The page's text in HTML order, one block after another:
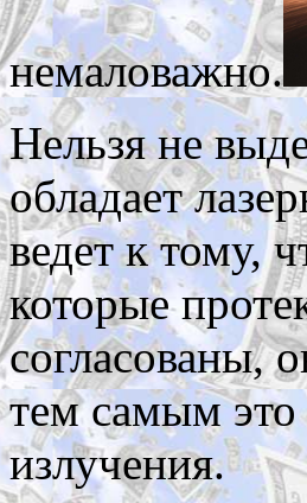
немаловажно.
Нельзя не
обладает
ведет к тому,
которые
согласованы,
тем самым
излучения.